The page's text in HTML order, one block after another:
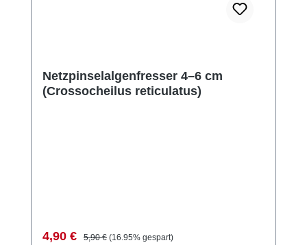
Netzpinselalgenfresser 4–6 cm
(Crossocheilus reticulatus)
Verkaufspreis:
4,90 € Regulärer Preis:
5,90 € (16.95% gespart)